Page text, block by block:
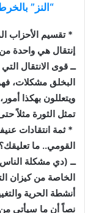
“النز”
* تقسيم الأحزاب
إنتقال هي واحدة
ــ قوى الانتقال
البخلق مشكلات،
ويتعللون بهكذا
تمثل الثورة مثلاً
* ثمة انتقادات
القومي.. ما تعليقك؟
ــ (دي مشكلة الناس
الخاصة من كيزان
أنشطة الحرية
نصاً أن ما سيأتي من